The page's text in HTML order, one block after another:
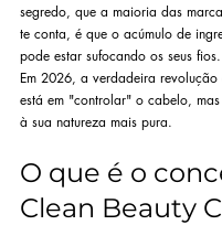
segredo, que a maioria das
te conta, é que o acúmulo de
pode estar sufocando os seus fios.
Em 2026, a verdadeira
está em "controlar" o cabelo,
à sua natureza mais pura.
O que é o
Clean Beauty